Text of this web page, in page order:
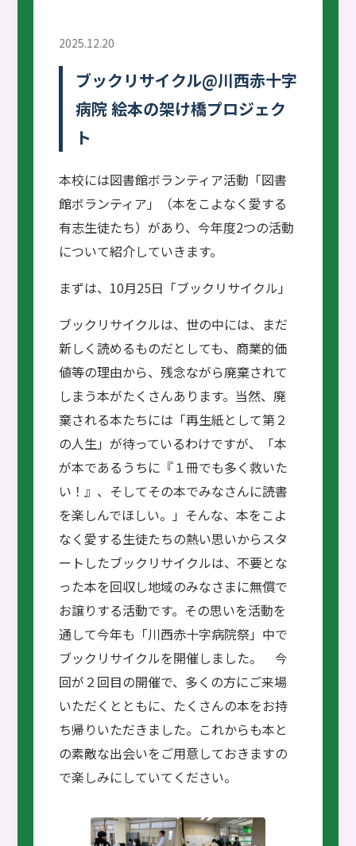
2025.12.20
ブックリサイクル@川西赤十字
病院 絵本の架け橋プロジェク
ト
本校には図書館ボランティア活動「図書
館ボランティア」（本をこよなく愛する
有志生徒たち）があり、今年度2つの活動
について紹介していきます。
まずは、10月25日「ブックリサイクル」
ブックリサイクルは、世の中には、まだ
新しく読めるものだとしても、商業的価
値等の理由から、残念ながら廃棄されて
しまう本がたくさんあります。当然、廃
棄される本たちには「再生紙として第２
の人生」が待っているわけですが、「本
が本であるうちに『１冊でも多く救いた
い！』、そしてその本でみなさんに読書
を楽しんでほしい。」そんな、本をこよ
なく愛する生徒たちの熱い思いからスタ
ートしたブックリサイクルは、不要とな
った本を回収し地域のみなさまに無償で
お譲りする活動です。その思いを活動を
通して今年も「川西赤十字病院祭」中で
ブックリサイクルを開催しました。 今
回が２回目の開催で、多くの方にご来場
いただくとともに、たくさんの本をお持
ち帰りいただきました。これからも本と
の素敵な出会いをご用意しておきますの
で楽しみにしていてください。